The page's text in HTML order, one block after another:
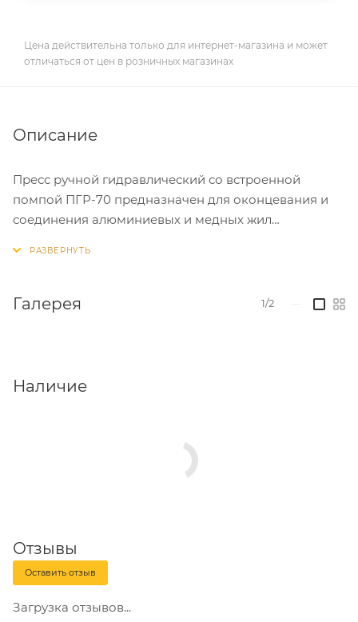
Цена действительна только для интернет-магазина и может
отличаться от цен в розничных магазинах
Описание
Пресс ручной гидравлический со встроенной
помпой ПГР-70 предназначен для оконцевания и
соединения алюминиевых и медных жил
помощью набора шестигранных матриц.
Галерея 1/2
Наличие
Отзывы
Оставить отзыв
Загрузка отзывов...